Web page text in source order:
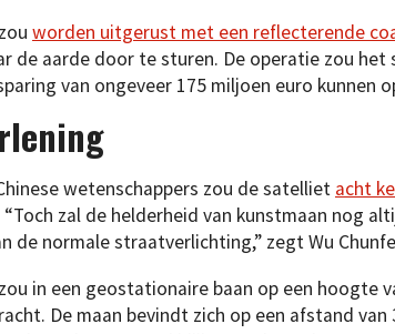
worden uitgerust met een reflecterende
de aarde door te sturen. De operatie zou het
van ongeveer 175 miljoen euro kunnen
wetenschappers zou de satelliet acht
“Toch zal de helderheid van kunstmaan nog
de normale straatverlichting,” zegt Wu
in een geostationaire baan op een hoogte
De maan bevindt zich op een afstand